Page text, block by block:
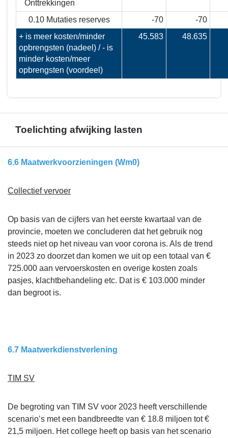
Onttrekkingen
0.10 Mutaties reserves
-70
-70
+ is meer kosten/minder
opbrengsten (nadeel) / - is
minder kosten/meer
opbrengsten (voordeel)
45.583 48.635
Toelichting afwijking lasten
Terug
navigatie
overzicht
programma
Toelichting
afwijking
lasten
6.6 Maatwerkvoorzieningen (Wm0)
Collectief vervoer
Op basis van de cijfers van het eerste kwartaal van de
provincie, moeten we concluderen dat het gebruik nog
steeds niet op het niveau van voor corona is. Als de trend
in 2023 zo doorzet dan komen we uit op een totaal van €
725.000 aan vervoerskosten en overige kosten zoals
pasjes, klachtbehandeling etc. Dat is € 103.000 minder
dan begroot is.
6.7 Maatwerkdienstverlening
TIM SV
De begroting van TIM SV voor 2023 heeft verschillende
scenario’s met een bandbreedte van € 18.8 miljoen tot €
21,5 miljoen. Het college heeft op basis van het scenario